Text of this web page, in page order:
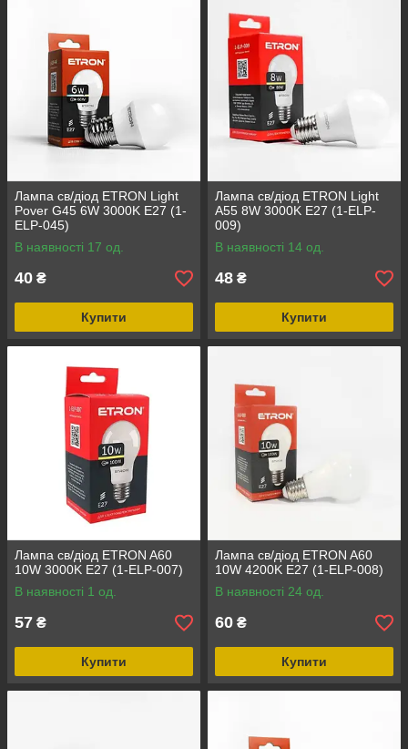
Лампа св/діод ETRON Light
Pover G45 6W 3000K E27 (1-
ELP-045)
В наявності 17 од.
40 ₴
Купити
Лампа св/діод ETRON Light
A55 8W 3000K E27 (1-ELP-
009)
В наявності 14 од.
48 ₴
Купити
Лампа св/діод ETRON A60
10W 3000K E27 (1-ELP-007)
В наявності 1 од.
57 ₴
Купити
Лампа св/діод ETRON A60
10W 4200K E27 (1-ELP-008)
В наявності 24 од.
60 ₴
Купити